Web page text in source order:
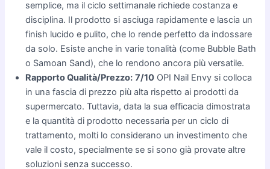
semplice, ma il ciclo settimanale richiede costanza e
disciplina. Il prodotto si asciuga rapidamente e lascia un
finish lucido e pulito, che lo rende perfetto da indossare
da solo. Esiste anche in varie tonalità (come Bubble Bath
o Samoan Sand), che lo rendono ancora più versatile.
Rapporto Qualità/Prezzo: 7/10 OPI Nail Envy si colloca
in una fascia di prezzo più alta rispetto ai prodotti da
supermercato. Tuttavia, data la sua efficacia dimostrata
e la quantità di prodotto necessaria per un ciclo di
trattamento, molti lo considerano un investimento che
vale il costo, specialmente se si sono già provate altre
soluzioni senza successo.